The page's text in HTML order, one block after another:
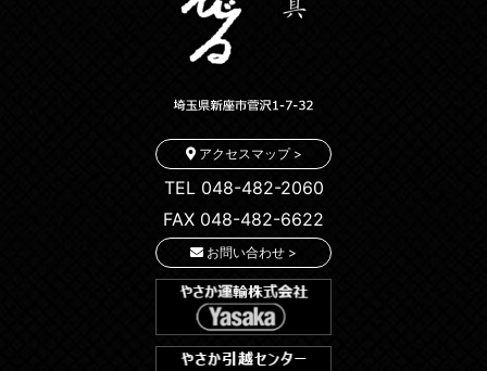
アクセスマップ >
TEL 048-482-2060
FAX 048-482-6622
お問い合わせ >